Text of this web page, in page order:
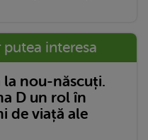
interesa
nou-născuți.
D un rol în
de viață ale